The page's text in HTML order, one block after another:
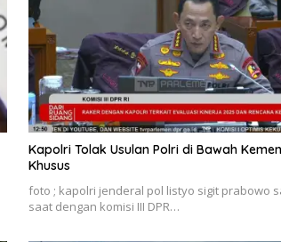
Kapolri Tolak Usulan Polri di Bawah
Khusus
foto ; kapolri jenderal pol listyo sigit prabowo
saat dengan komisi III DPR…